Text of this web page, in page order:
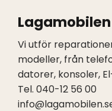
Lagamobilen
Vi utför
modeller, från
datorer, konsoler,
Tel. 040-12 56 00